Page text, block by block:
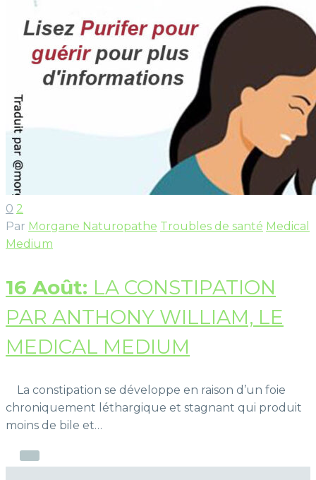
0 2
Par Morgane Naturopathe Troubles de santé Medical
Medium
16 Août: LA CONSTIPATION
PAR ANTHONY WILLIAM, LE
MEDICAL MEDIUM
La constipation se développe en raison d’un foie
chroniquement léthargique et stagnant qui produit
moins de bile et…